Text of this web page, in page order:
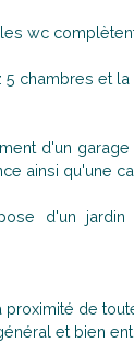
wc
chambres et
d'un
ainsi qu'une
d'un
proximité de
et bien